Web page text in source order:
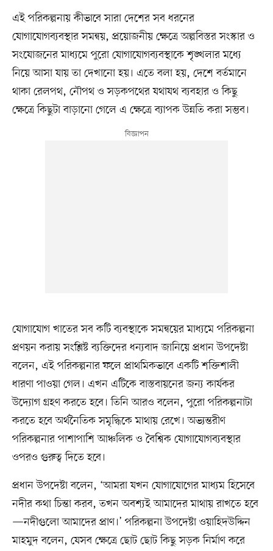
এই পরিকল্পনায় কীভাবে সারা দেশের সব ধরনের
যোগাযোগব্যবস্থার সমন্বয়, প্রয়োজনীয় ক্ষেত্রে অল্পবিস্তর সংস্কার ও
সংযোজনের মাধ্যমে পুরো যোগাযোগব্যবস্থাকে শৃঙ্খলার মধ্যে
নিয়ে আসা যায় তা দেখানো হয়। এতে বলা হয়, দেশে বর্তমানে
থাকা রেলপথ, নৌপথ ও সড়কপথের যথাযথ ব্যবহার ও কিছু
ক্ষেত্রে কিছুটা বাড়ানো গেলে এ ক্ষেত্রে ব্যাপক উন্নতি করা সম্ভব।
যোগাযোগ খাতের সব কটি ব্যবস্থাকে সমন্বয়ের মাধ্যমে পরিকল্পনা
প্রণয়ন করায় সংশ্লিষ্ট ব্যক্তিদের ধন্যবাদ জানিয়ে প্রধান উপদেষ্টা
বলেন, এই পরিকল্পনার ফলে প্রাথমিকভাবে একটি শক্তিশালী
ধারণা পাওয়া গেল। এখন এটিকে বাস্তবায়নের জন্য কার্যকর
উদ্যোগ গ্রহণ করতে হবে। তিনি আরও বলেন, পুরো পরিকল্পনাটা
করতে হবে অর্থনৈতিক সমৃদ্ধিকে মাথায় রেখে। অভ্যন্তরীণ
পরিকল্পনার পাশাপাশি আঞ্চলিক ও বৈশ্বিক যোগাযোগব্যবস্থার
ওপরও গুরুত্ব দিতে হবে।
প্রধান উপদেষ্টা বলেন, ‘আমরা যখন যোগাযোগের মাধ্যম হিসেবে
নদীর কথা চিন্তা করব, তখন অবশ্যই আমাদের মাথায় রাখতে হবে
—নদীগুলো আমাদের প্রাণ।’ পরিকল্পনা উপদেষ্টা ওয়াহিদউদ্দিন
মাহমুদ বলেন, যেসব ক্ষেত্রে ছোট ছোট কিছু সড়ক নির্মাণ করে